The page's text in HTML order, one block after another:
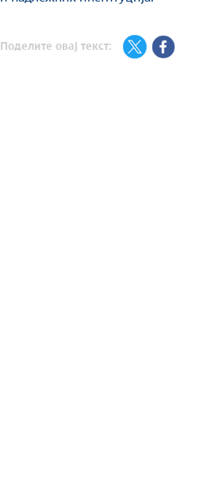
Поделите овај текст: